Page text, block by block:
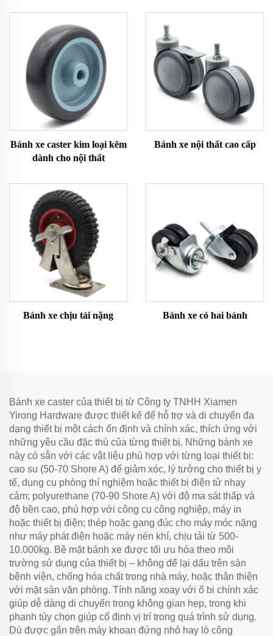
Bánh xe caster kim loại kẽm
dành cho nội thất
Bánh xe nội thất cao cấp
Bánh xe chịu tải nặng Bánh xe có hai bánh
Bánh xe caster của thiết bị từ Công ty TNHH Xiamen
Yirong Hardware được thiết kế để hỗ trợ và di chuyển đa
dạng thiết bị một cách ổn định và chính xác, thích ứng với
những yêu cầu đặc thù của từng thiết bị. Những bánh xe
này có sẵn với các vật liệu phù hợp với từng loại thiết bị:
cao su (50-70 Shore A) để giảm xóc, lý tưởng cho thiết bị y
tế, dụng cụ phòng thí nghiệm hoặc thiết bị điện tử nhạy
cảm; polyurethane (70-90 Shore A) với độ ma sát thấp và
độ bền cao, phù hợp với công cụ công nghiệp, máy in
hoặc thiết bị điện; thép hoặc gang đúc cho máy móc nặng
như máy phát điện hoặc máy nén khí, chịu tải từ 500-
10.000kg. Bề mặt bánh xe được tối ưu hóa theo môi
trường sử dụng của thiết bị – không để lại dấu trên sàn
bệnh viện, chống hóa chất trong nhà máy, hoặc thân thiện
với mặt sàn văn phòng. Tính năng xoay với ổ bi chính xác
giúp dễ dàng di chuyển trong không gian hẹp, trong khi
phanh tùy chọn giúp cố định vị trí trong quá trình sử dụng.
Dù được gắn trên máy khoan đứng nhỏ hay lò công